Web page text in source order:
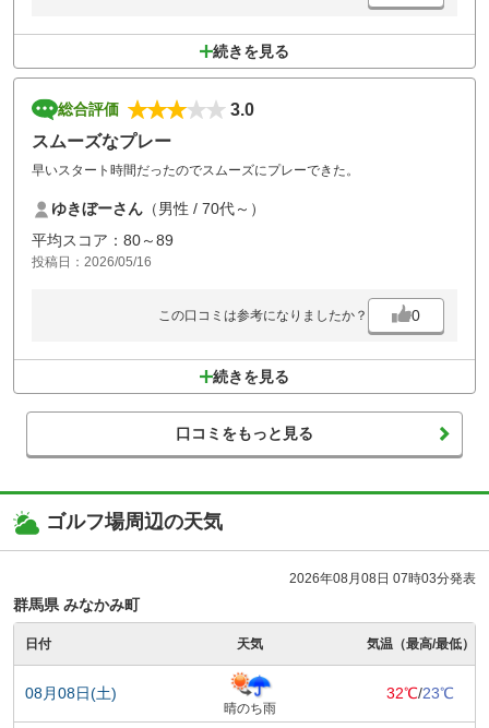
続きを見る
総合評価
3.0
スムーズなプレー
早いスタート時間だったのでスムーズにプレーできた。
ゆきぼーさん （男性 / 70代～）
平均スコア：80～89
投稿日：2026/05/16
この口コミは参考になりましたか？ 0
続きを見る
口コミをもっと見る
ゴルフ場周辺の天気
2026年08月08日 07時03分発表
群馬県 みなかみ町
日付 天気 気温（最高/最低）
08月08日(土)
晴のち雨
32℃/23℃